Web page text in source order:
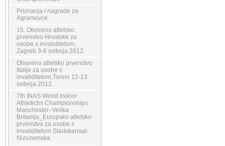
Priznanja i nagrade za
Agramovce
15. Otvoreno atletsko
prvenstvo Hrvatske za
osobe s invaliditetom,
Zagreb 3-6 svibnja 2012.
Otvoreno atletsko prvenstvo
Italije za osobe s
invaliditetom,Torino 12-13
svibnja 2012.
7th INAS World Indoor
Athletichs Championships
Manchester–Velika
Britanija_Europsko atletsko
prvenstvo za osobe s
invaliditetom Stadskanaal-
Nizozemska